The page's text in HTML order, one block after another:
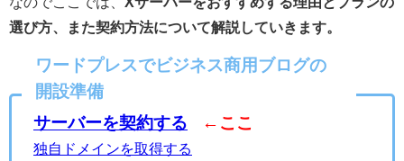
選び方、また契約方法について解説していきます。
ワードプレスでビジネス商用ブログの
開設準備
サーバーを契約する
←ここ
独自ドメインを取得する